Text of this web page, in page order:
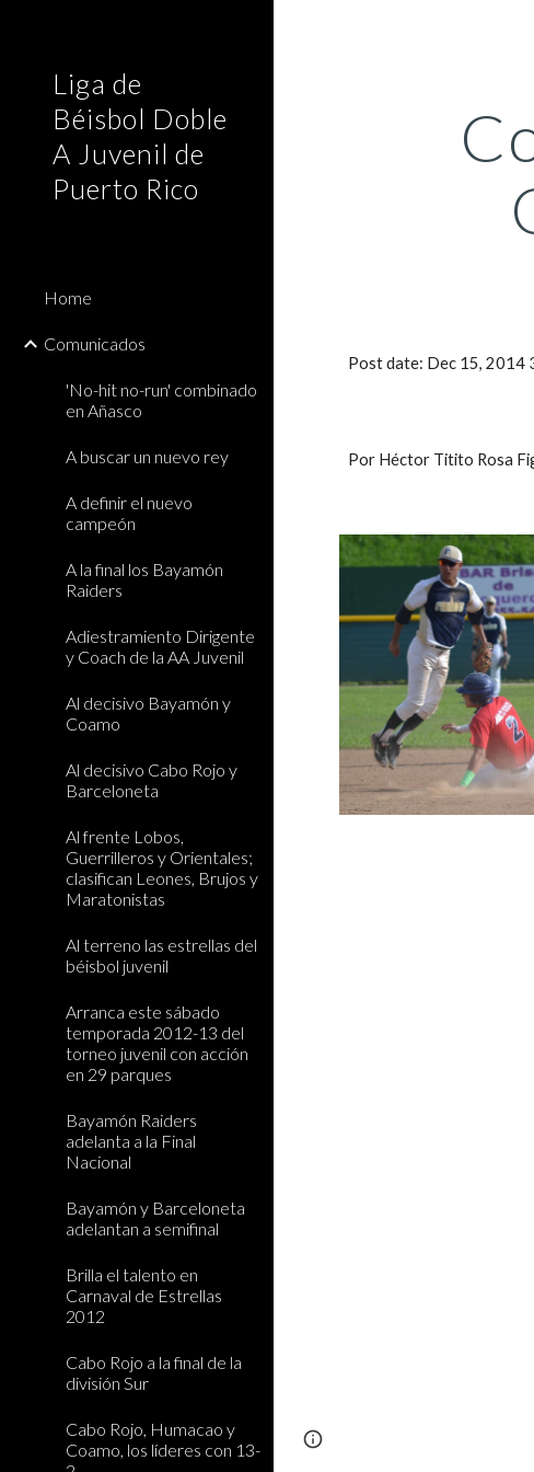
Liga de
Béisbol Doble
A Juvenil de
Puerto Rico
Home
Comunicados
'No-hit no-run' combinado
en Añasco
A buscar un nuevo rey
A definir el nuevo
campeón
A la final los Bayamón
Raiders
Adiestramiento Dirigente
y Coach de la AA Juvenil
Al decisivo Bayamón y
Coamo
Al decisivo Cabo Rojo y
Barceloneta
Al frente Lobos,
Guerrilleros y Orientales;
clasifican Leones, Brujos y
Maratonistas
Al terreno las estrellas del
béisbol juvenil
Arranca este sábado
temporada 2012-13 del
torneo juvenil con acción
en 29 parques
Bayamón Raiders
adelanta a la Final
Nacional
Bayamón y Barceloneta
adelantan a semifinal
Brilla el talento en
Carnaval de Estrellas
2012
Cabo Rojo a la final de la
división Sur
Cabo Rojo, Humacao y
Coamo, los líderes con 13-
Post date: Dec 15, 2014
Por Héctor Titito Rosa